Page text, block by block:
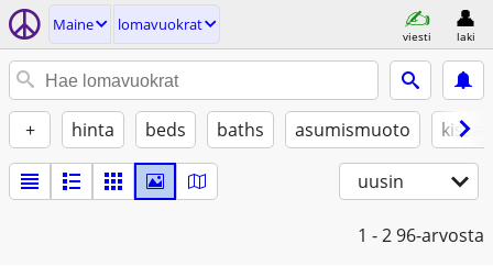
Maine lomavuokrat
viesti laki
+ hinta beds baths asumismuoto
uusin
1 - 296-arvosta